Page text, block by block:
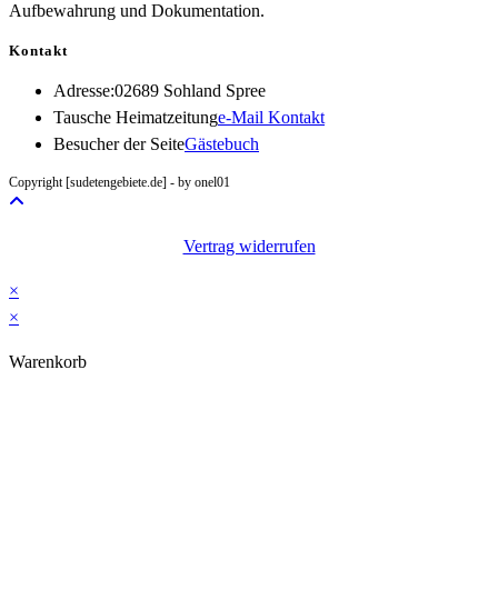
Aufbewahrung und Dokumentation.
Kontakt
Adresse:02689 Sohland Spree
Tausche Heimatzeitunge-Mail KontaktOpens
Besucher der SeiteGästebuch
Copyright [sudetengebiete.de] - by onel01
Vertrag widerrufen
×
×
Warenkorb